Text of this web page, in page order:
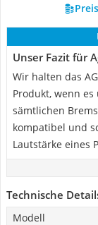
Unser Fazit für
Wir halten das
Produkt, wenn
sämtlichen
kompatibel und
Lautstärke eines
Technische
Modell